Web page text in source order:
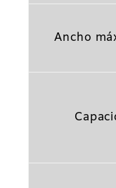
Ancho